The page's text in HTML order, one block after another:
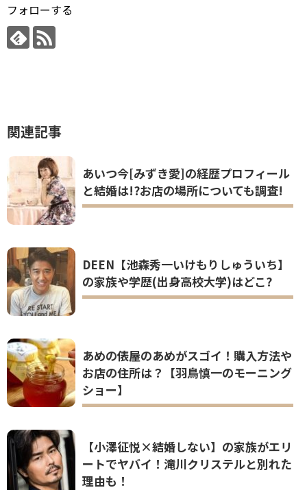
フォローする
関連記事
あいつ今[みずき愛]の経歴プロフィール
と結婚は!?お店の場所についても調査!
DEEN【池森秀一いけもりしゅういち】
の家族や学歴(出身高校大学)はどこ?
あめの俵屋のあめがスゴイ！購入方法や
お店の住所は？【羽鳥慎一のモーニング
ショー】
【小澤征悦×結婚しない】の家族がエリ
ートでヤバイ！滝川クリステルと別れた
理由も！